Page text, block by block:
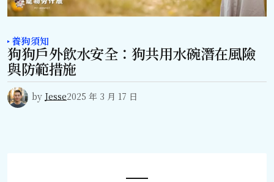
養狗須知
狗狗戶外飲水安全：狗共用水碗潛在風險
與防範措施
by Jesse2025 年 3 月 17 日